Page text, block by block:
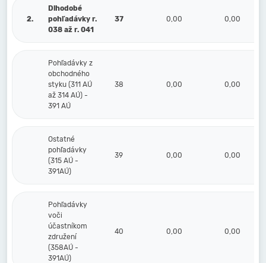
2.
Dlhodobé
pohľadávky r.
038 až r. 041
37 0,00 0,00
Pohľadávky z
obchodného
styku (311 AÚ
až 314 AÚ) -
391 AÚ
38 0,00 0,00
Ostatné
pohľadávky
(315 AÚ -
391AÚ)
39 0,00 0,00
Pohľadávky
voči
účastníkom
združení
(358AÚ -
391AÚ)
40 0,00 0,00